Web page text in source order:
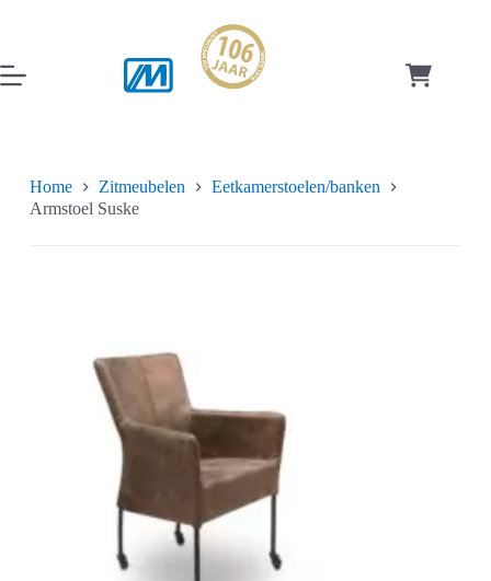
inhoud
Home Zitmeubelen
Eetkamerstoelen/banken
Armstoel Suske